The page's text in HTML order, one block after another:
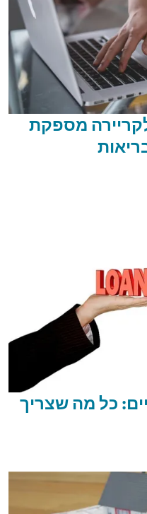
מספקת
כל מה שצריך